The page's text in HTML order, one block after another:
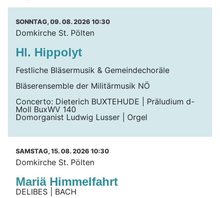
SONNTAG, 09. 08. 2026 10:30
Domkirche St. Pölten
Hl. Hippolyt
Festliche Bläsermusik & Gemeindechoräle
Bläserensemble der Militärmusik NÖ
Concerto: Dieterich BUXTEHUDE | Präludium d-
Moll BuxWV 140
Domorganist Ludwig Lusser | Orgel
SAMSTAG, 15. 08. 2026 10:30
Domkirche St. Pölten
Mariä Himmelfahrt
DELIBES | BACH